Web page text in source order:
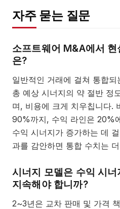
자주 묻는 질문
소프트웨어 M&A에서
은?
일반적인 거래에 걸쳐 통합
총 예상 시너지의 약 절반 정
며, 비용에 크게 치우칩니다.
90%까지, 수익 라인은 20%
수익 시너지가 증가하는 데
과를 감안하면 통합 수치는
시너지 모델은 수익 시
지속해야 합니까?
2~3년은 교차 판매 및 가격